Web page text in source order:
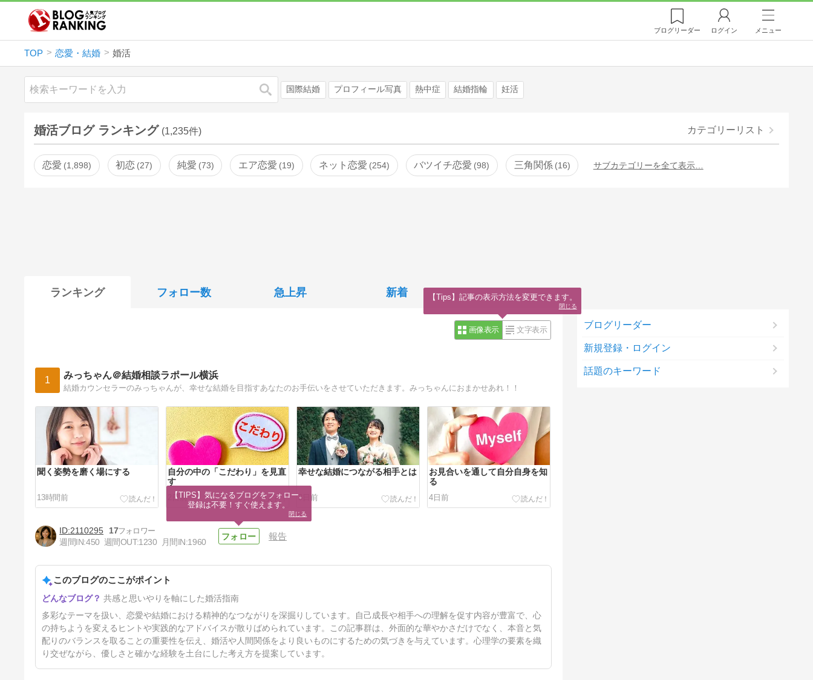
ブログリーダー ログイン メニュー
TOP 恋愛・結婚 婚活
検索 国際結婚 プロフィール写真 熱中症 結婚指輪 妊活
婚活ブログ ランキング (1,235件) カテゴリーリスト
恋愛 1,898 初恋 27 純愛 73 エア恋愛 19 ネット恋愛 254 バツイチ恋愛 98 三角関係 16 サブカテゴリーを全て表示…
ランキング フォロー数 急上昇 新着
画像表示 文字表示
1 みっちゃん＠結婚相談ラポール横浜
結婚カウンセラーのみっちゃんが、幸せな結婚を目指すあなたのお手伝いをさせていただきます。みっちゃんにおまかせあれ！！
聞く姿勢を磨く場にする
13時間前
自分の中の「こだわり」を見直
す
2日前
幸せな結婚につながる相手とは
3日前
お見合いを通して自分自身を知
る
4日前
相手を振り回してしまう人
5日前
2110295
17
週間IN:450 週間OUT:1230 月間IN:1960
報告
このブログのここがポイント
共感と思いやりを軸にした婚活指南
多彩なテーマを扱い、恋愛や結婚における精神的なつながりを深掘りしています。自己成長や相手への理解を促す内容が豊富で、心
の持ちようを変えるヒントや実践的なアドバイスが散りばめられています。この記事群は、外面的な華やかさだけでなく、本音と気
配りのバランスを取ることの重要性を伝え、婚活や人間関係をより良いものにするための気づきを与えています。心理学の要素を織
り交ぜながら、優しさと確かな経験を土台にした考え方を提案しています。
ブログリーダー
新規登録・ログイン
話題のキーワード
【TIPS】気になるブログをフォロー。
登録は不要！すぐ使えます。
閉じる
【Tips】記事の表示方法を変更できます。
閉じる